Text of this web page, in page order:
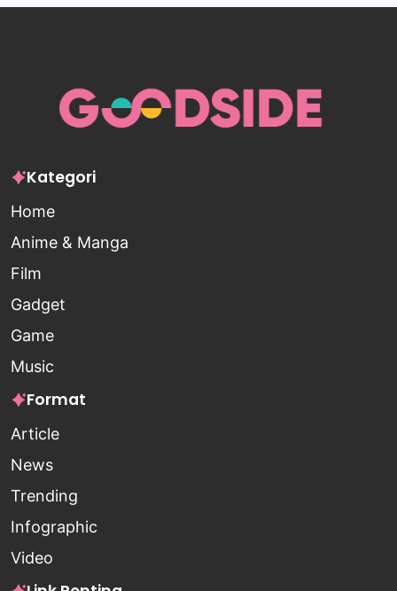
Kategori
Home
Anime & Manga
Film
Gadget
Game
Music
Format
Article
News
Trending
Infographic
Video